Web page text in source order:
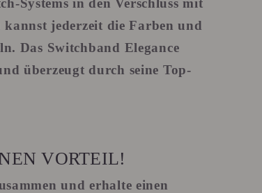
Systems in den Verschluss mit
jederzeit die Farben und
Das Switchband Elegance
überzeugt durch seine Top-
VORTEIL!
und erhalte einen